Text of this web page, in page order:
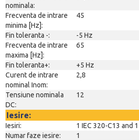
nominala:
Frecventa de intrare
minima [Hz]:
45
Fin toleranta -:
-5 Hz
Frecventa de intrare
maxima [Hz]:
65
Fin toleranta+:
+5 Hz
Curent de intrare
nominal Inom:
2,8
Tensiune nominala
DC:
12
Iesire:
Iesiri:
1 IEC 320-C13 and
Numar faze iesire:
1